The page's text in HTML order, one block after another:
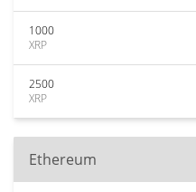
1000
XRP
2500
XRP
Ethereum